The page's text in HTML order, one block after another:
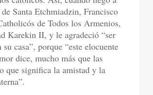
Santa Etchmiadzin, Francisco
de Todos los Armenios,
Karekin II, y le agradeció “ser
casa”, porque “este elocuente
dice, mucho más que las
que significa la amistad y la